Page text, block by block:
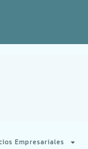
Empresariales